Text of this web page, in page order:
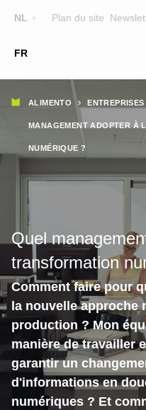
NL
FR
Plan du site
Main
navigation
FORMATEURS
SUR ALIMENTO
EQUIPE
CONTACT
Fil
d'Ariane
ALIMENTO
MANAGEMENT ADOPTER À
NUMÉRIQUE ?
Quel
transformation
Comment faire pour
la nouvelle approche
production ? Mon
manière de travailler
garantir un
d'informations en
numériques ? Et